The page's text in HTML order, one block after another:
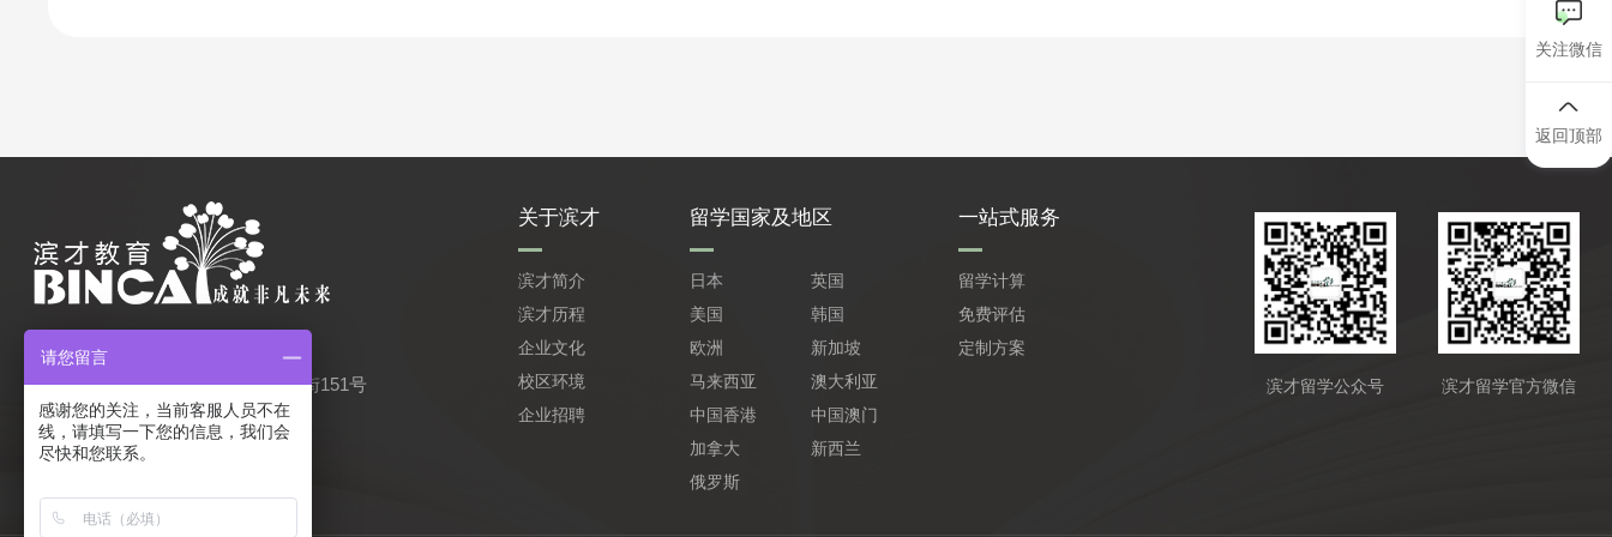
客服电话：
公司地址：哈尔滨市南岗区西大直街151号
关于滨才
滨才简介
滨才历程
企业文化
校区环境
企业招聘
留学国家及地区
日本
英国
美国
韩国
欧洲
新加坡
马来西亚
澳大利亚
中国香港
中国澳门
加拿大
新西兰
俄罗斯
一站式服务
留学计算
免费评估
定制方案
滨才留学公众号
滨才留学官方微信
关注微信
返回顶部
请您留言
感谢您的关注，当前客服人员不在
线，请填写一下您的信息，我们会
尽快和您联系。